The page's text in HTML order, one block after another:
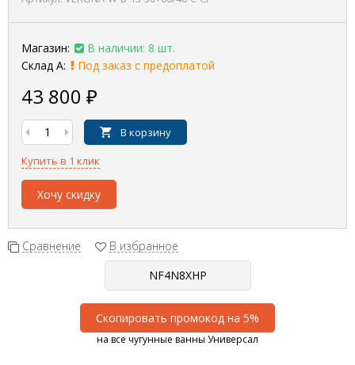
Магазин:
В наличии: 8 шт.
Склад А:
Под заказ с предоплатой
43 800 ₽
В корзину
Купить в 1 клик
Хочу скидку
Сравнение В избранное
Скопировать промокод на 5%
на все чугунные ванны Универсал